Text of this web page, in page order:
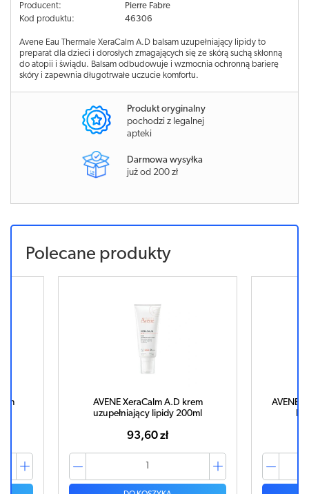
Producent:
Pierre Fabre
Kod produktu:
46306
Avene Eau Thermale XeraCalm A.D balsam uzupełniający lipidy to
preparat dla dzieci i dorosłych zmagających się ze skórą suchą skłonną
do atopii i świądu. Balsam odbudowuje i wzmocnia ochronną barierę
skóry i zapewnia długotrwałe uczucie komfortu.
Produkt oryginalny
pochodzi z legalnej
apteki
Darmowa wysyłka
już od 200 zł
Polecane produkty
AVENE XeraCalm A.D krem
uzupełniający lipidy 200ml
93,60 zł
AVENE